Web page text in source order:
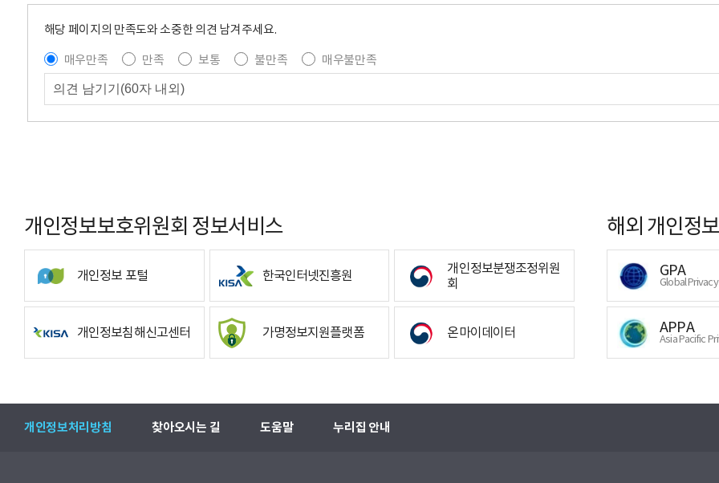
해당 페이지의 만족도와 소중한 의견 남겨주세요.
매우만족
만족 보통 불만족 매우불만족
개인정보보호위원회 정보서비스
개인정보 포털 한국인터넷진흥원
개인정보분쟁조정위원
회
개인정보침해신고센터 가명정보지원플랫폼 온마이데이터
해외 개인정
GPA
Global
APPA
Asia Pacific
개인정보처리방침 찾아오시는 길 도움말 누리집 안내